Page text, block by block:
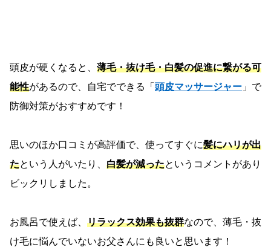
頭皮が硬くなると、 薄毛・抜け毛・白髪の促進に繋がる可
能性があるので、自宅でできる「 頭皮マッサージャー 」で
防御対策がおすすめです！
思いのほか口コミが高評価で、使ってすぐに髪にハリが出
たという人がいたり、 白髪が減ったというコメントがあり
ビックリしました。
お風呂で使えば、 リラックス効果も抜群なので、薄毛・抜
け毛に悩んでいないお父さんにも良いと思います！